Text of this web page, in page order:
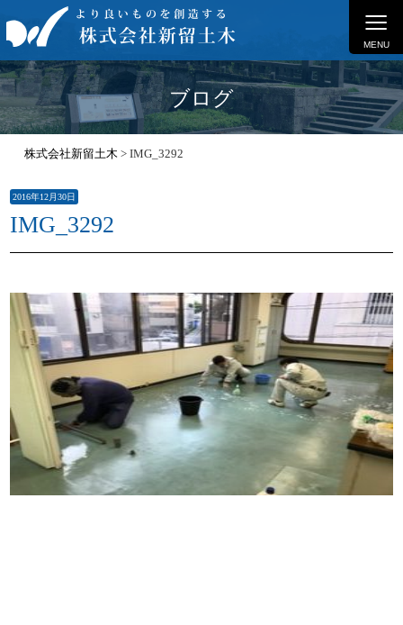
≡
MENU
ブログ
株式会社新留土木 > IMG_3292
2016年12月30日
IMG_3292